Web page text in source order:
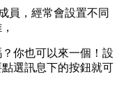
員，經常會設置不同
你也可以來一個！設
選訊息下的按鈕就可